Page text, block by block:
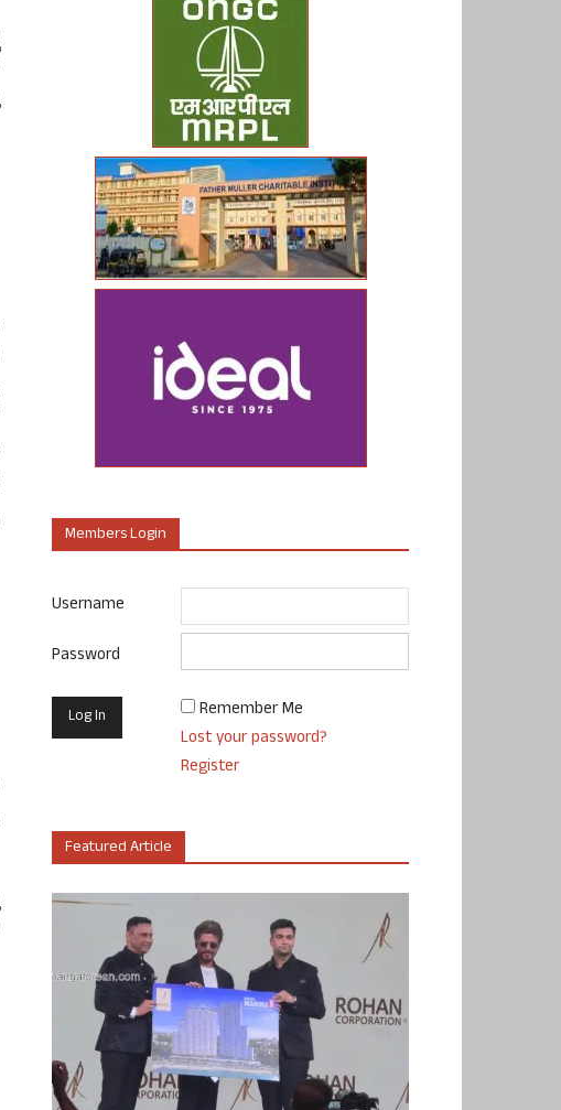
Members Login
Username
Password
Remember Me
Lost your password?
Register
Featured Article